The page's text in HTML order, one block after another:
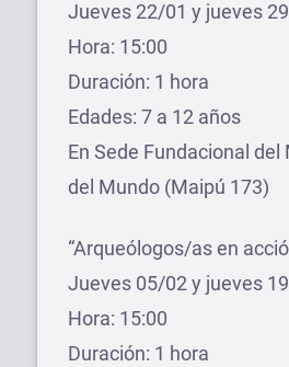
Jueves 22/01 y jueves
Hora: 15:00
Duración: 1 hora
Edades: 7 a 12 años
En Sede Fundacional del
del Mundo (Maipú 173)
“Arqueólogos/as en
Jueves 05/02 y jueves
Hora: 15:00
Duración: 1 hora